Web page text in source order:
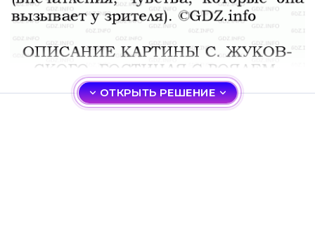
ОТКРЫТЬ РЕШЕНИЕ